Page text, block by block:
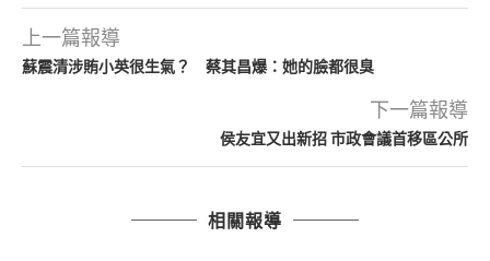
上一篇報導
蘇震清涉賄小英很生氣？ 蔡其昌爆：她的臉都很臭
下一篇報導
侯友宜又出新招 市政會議首移區公所
相關報導